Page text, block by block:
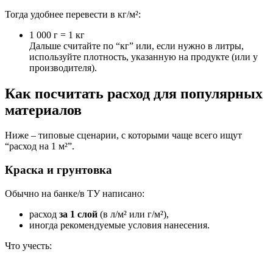
Тогда удобнее перевести в кг/м²:
1 000 г = 1 кг
Дальше считайте по “кг” или, если нужно в литры,
используйте плотность, указанную на продукте (или у
производителя).
Как посчитать расход для популярных
материалов
Ниже – типовые сценарии, с которыми чаще всего ищут
“расход на 1 м²”.
Краска и грунтовка
Обычно на банке/в ТУ написано:
расход за 1 слой (в л/м² или г/м²),
иногда рекомендуемые условия нанесения.
Что учесть: